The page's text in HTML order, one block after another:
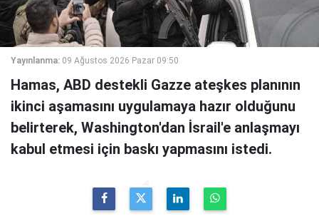
Yayınlanma: 09 Ağustos 2026 Pazar 09:50
Hamas, ABD destekli Gazze ateşkes planının
ikinci aşamasını uygulamaya hazır olduğunu
belirterek, Washington'dan İsrail'e anlaşmayı
kabul etmesi için baskı yapmasını istedi.